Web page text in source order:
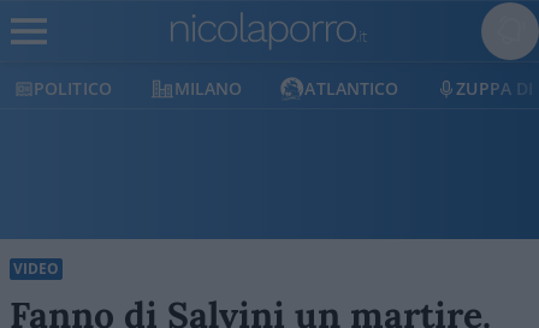
POLITICO MILANO ATLANTICO ZUPPA DI
VIDEO
Fanno di Salvini un martire.